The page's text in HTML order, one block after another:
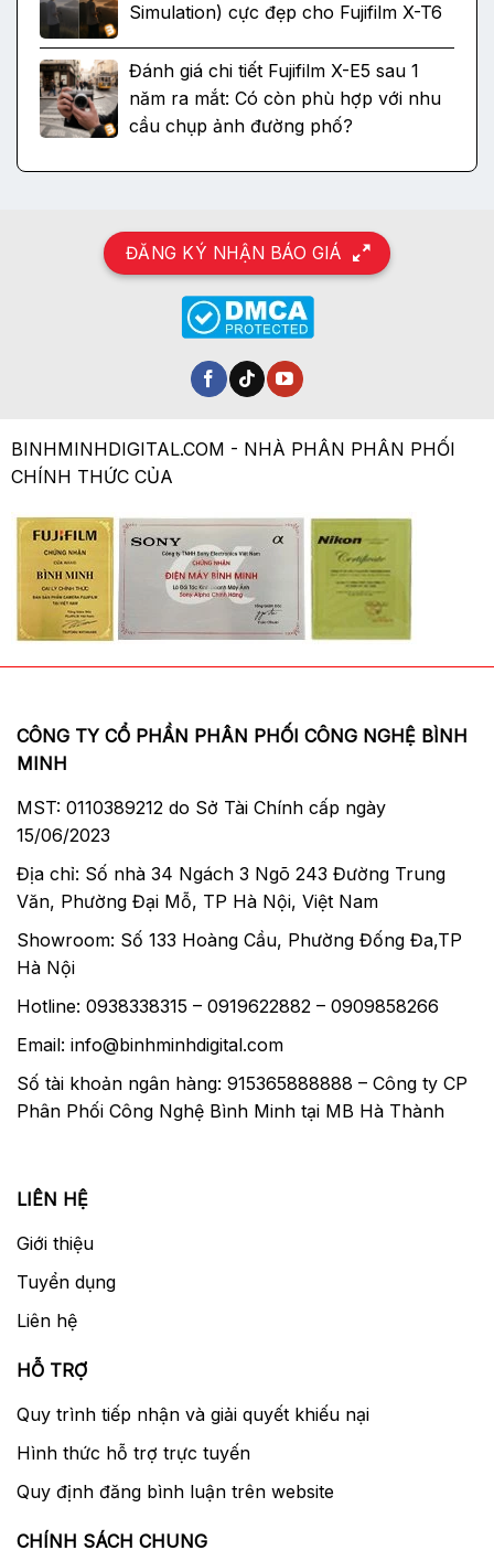
Simulation) cực đẹp cho Fujifilm X-T6
Đánh giá chi tiết Fujifilm X-E5 sau 1
năm ra mắt: Có còn phù hợp với nhu
cầu chụp ảnh đường phố?
ĐĂNG KÝ NHẬN BÁO GIÁ
BINHMINHDIGITAL.COM - NHÀ PHÂN PHÂN PHỐI
CHÍNH THỨC CỦA
CÔNG TY CỔ PHẦN PHÂN PHỐI CÔNG NGHỆ BÌNH
MINH
MST: 0110389212 do Sở Tài Chính cấp ngày
15/06/2023
Địa chỉ: Số nhà 34 Ngách 3 Ngõ 243 Đường Trung
Văn, Phường Đại Mỗ, TP Hà Nội, Việt Nam
Showroom: Số 133 Hoàng Cầu, Phường Đống Đa,TP
Hà Nội
Hotline: 0938338315 – 0919622882 – 0909858266
Email: info@binhminhdigital.com
Số tài khoản ngân hàng: 915365888888 – Công ty CP
Phân Phối Công Nghệ Bình Minh tại MB Hà Thành
LIÊN HỆ
Giới thiệu
Tuyển dụng
Liên hệ
HỖ TRỢ
Quy trình tiếp nhận và giải quyết khiếu nại
Hình thức hỗ trợ trực tuyến
Quy định đăng bình luận trên website
CHÍNH SÁCH CHUNG